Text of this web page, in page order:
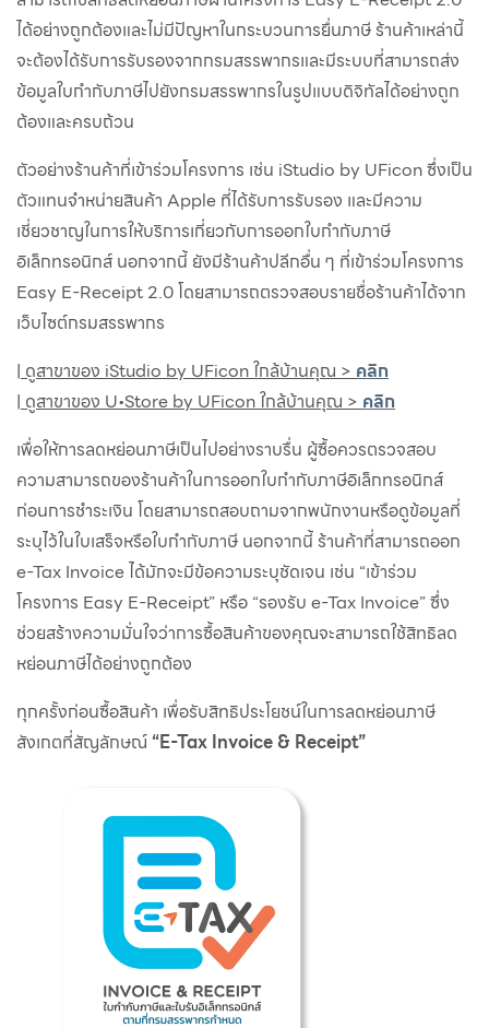
ได้อย่างถูกต้องและไม่มีปัญหาในกระบวนการยื่นภาษี ร้านค้าเหล่านี้
จะต้องได้รับการรับรองจากกรมสรรพากรและมีระบบที่สามารถส่ง
ข้อมูลใบกำกับภาษีไปยังกรมสรรพากรในรูปแบบดิจิทัลได้อย่างถูก
ต้องและครบถ้วน
ตัวอย่างร้านค้าที่เข้าร่วมโครงการ เช่น iStudio by UFicon ซึ่งเป็น
ตัวแทนจำหน่ายสินค้า Apple ที่ได้รับการรับรอง และมีความ
เชี่ยวชาญในการให้บริการเกี่ยวกับการออกใบกำกับภาษี
อิเล็กทรอนิกส์ นอกจากนี้ ยังมีร้านค้าปลีกอื่น ๆ ที่เข้าร่วมโครงการ
Easy E-Receipt 2.0 โดยสามารถตรวจสอบรายชื่อร้านค้าได้จาก
เว็บไซต์กรมสรรพากร
| ดูสาขาของ iStudio by UFicon ใกล้บ้านคุณ > คลิก
| ดูสาขาของ U•Store by UFicon ใกล้บ้านคุณ > คลิก
เพื่อให้การลดหย่อนภาษีเป็นไปอย่างราบรื่น ผู้ซื้อควรตรวจสอบ
ความสามารถของร้านค้าในการออกใบกำกับภาษีอิเล็กทรอนิกส์
ก่อนการชำระเงิน โดยสามารถสอบถามจากพนักงานหรือดูข้อมูลที่
ระบุไว้ในใบเสร็จหรือใบกำกับภาษี นอกจากนี้ ร้านค้าที่สามารถออก
e-Tax Invoice ได้มักจะมีข้อความระบุชัดเจน เช่น “เข้าร่วม
โครงการ Easy E-Receipt” หรือ “รองรับ e-Tax Invoice” ซึ่ง
ช่วยสร้างความมั่นใจว่าการซื้อสินค้าของคุณจะสามารถใช้สิทธิลด
หย่อนภาษีได้อย่างถูกต้อง
ทุกครั้งก่อนซื้อสินค้า เพื่อรับสิทธิประโยชน์ในการลดหย่อนภาษี
สังเกตที่สัญลักษณ์ “E-Tax Invoice & Receipt”